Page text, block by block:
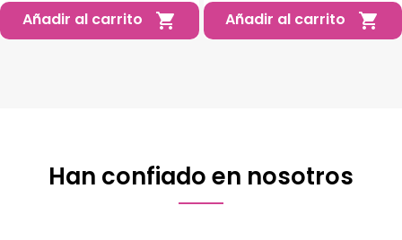
Añadir al carrito

Añadir al carrito

Han confiado en nosotros